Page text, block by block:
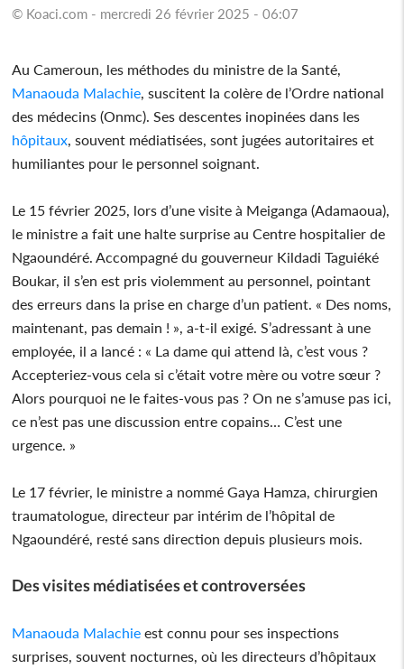
© Koaci.com - mercredi 26 février 2025 - 06:07
Au Cameroun, les méthodes du ministre de la Santé,
Manaouda Malachie , suscitent la colère de l’Ordre national
des médecins (Onmc). Ses descentes inopinées dans les
hôpitaux , souvent médiatisées, sont jugées autoritaires et
humiliantes pour le personnel soignant.
Le 15 février 2025, lors d’une visite à Meiganga (Adamaoua),
le ministre a fait une halte surprise au Centre hospitalier de
Ngaoundéré. Accompagné du gouverneur Kildadi Taguiéké
Boukar, il s’en est pris violemment au personnel, pointant
des erreurs dans la prise en charge d’un patient. « Des noms,
maintenant, pas demain ! », a-t-il exigé. S’adressant à une
employée, il a lancé : « La dame qui attend là, c’est vous ?
Accepteriez-vous cela si c’était votre mère ou votre sœur ?
Alors pourquoi ne le faites-vous pas ? On ne s’amuse pas ici,
ce n’est pas une discussion entre copains… C’est une
urgence. »
Le 17 février, le ministre a nommé Gaya Hamza, chirurgien
traumatologue, directeur par intérim de l’hôpital de
Ngaoundéré, resté sans direction depuis plusieurs mois.
Des visites médiatisées et controversées
Manaouda Malachie est connu pour ses inspections
surprises, souvent nocturnes, où les directeurs d’hôpitaux